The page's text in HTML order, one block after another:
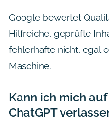
Google bewertet
Hilfreiche, geprüfte
fehlerhafte nicht, egal
Maschine.
Kann ich mich
ChatGPT